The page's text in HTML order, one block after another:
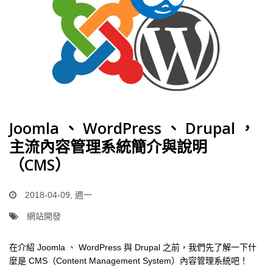
Joomla 、 WordPress 、 Drupal ，
主流內容管理系統簡介與說明
（CMS）
2018-04-09, 週一
網站開發
在介紹 Joomla 、 WordPress 與 Drupal 之前，我們先了解一下什
麼是 CMS（Content Management System）內容管理系統吧！